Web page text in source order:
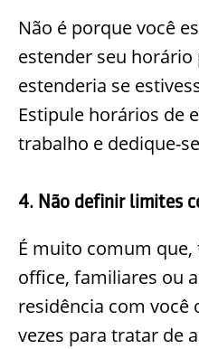
Não é porque você
estender seu
estenderia se
Estipule horários de
trabalho e dedique-
4. Não definir limites
É muito comum
office, familiares ou
residência com você
vezes para tratar de